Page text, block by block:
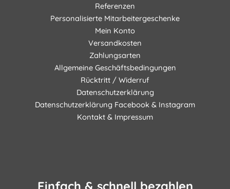
Referenzen
Personalisierte Mitarbeitergeschenke
Mein Konto
Versandkosten
Zahlungsarten
Allgemeine Geschäftsbedingungen
Rücktritt / Widerruf
Datenschutzerklärung
Datenschutzerklärung Facebook & Instagram
Kontakt & Impressum
Einfach & schnell bezahlen